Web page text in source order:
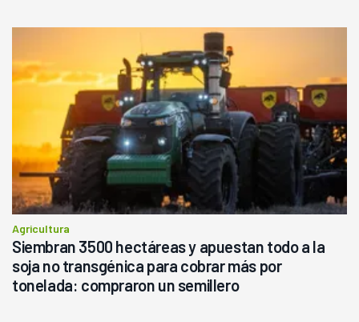
Agricultura
Siembran 3500 hectáreas y apuestan todo a la
soja no transgénica para cobrar más por
tonelada: compraron un semillero